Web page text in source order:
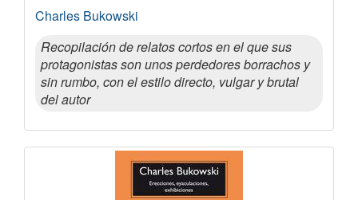
Charles Bukowski
Recopilación de relatos cortos en el que sus
protagonistas son unos perdedores borrachos y
sin rumbo, con el estilo directo, vulgar y brutal
del autor